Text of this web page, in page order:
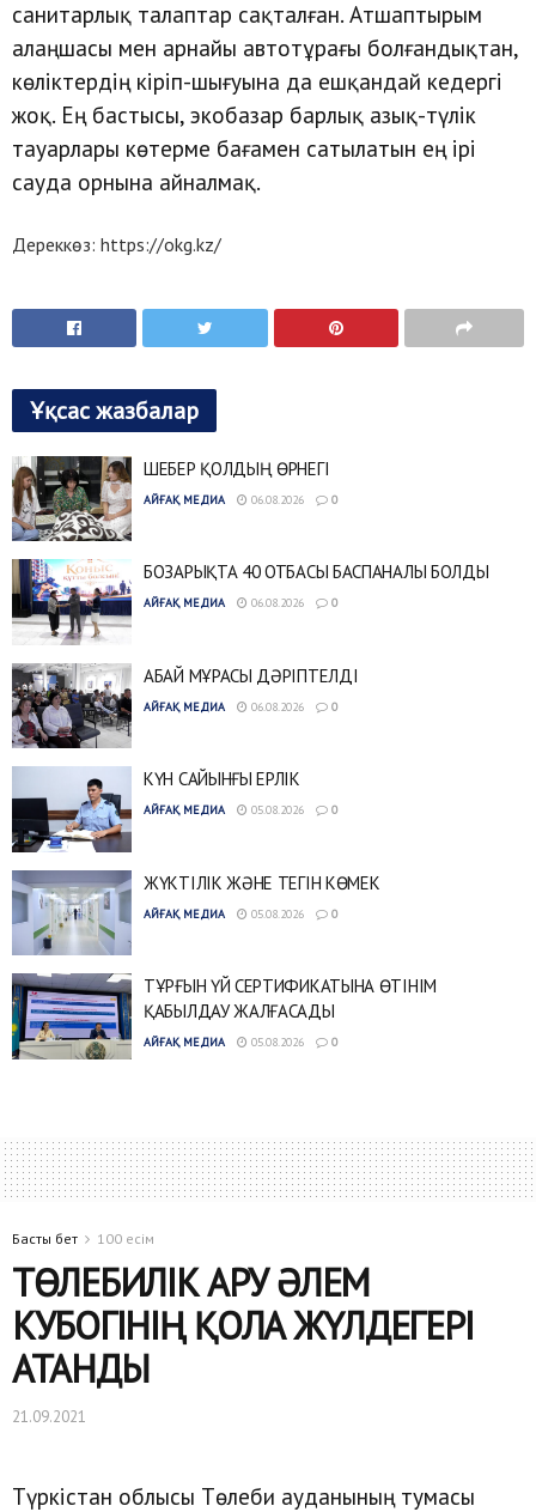
санитарлық талаптар сақталған. Атшаптырым
алаңшасы мен арнайы автотұрағы болғандықтан,
көліктердің кіріп-шығуына да ешқандай кедергі
жоқ. Ең бастысы, экобазар барлық азық-түлік
тауарлары көтерме бағамен сатылатын ең ірі
сауда орнына айналмақ.
Дереккөз: https://okg.kz/
Ұқсас жазбалар
ШЕБЕР ҚОЛДЫҢ ӨРНЕГІ
АЙҒАҚ МЕДИА 06.08.2026 0
БОЗАРЫҚТА 40 ОТБАСЫ БАСПАНАЛЫ БОЛДЫ
АЙҒАҚ МЕДИА 06.08.2026 0
АБАЙ МҰРАСЫ ДӘРІПТЕЛДІ
АЙҒАҚ МЕДИА 06.08.2026 0
КҮН САЙЫНҒЫ ЕРЛІК
АЙҒАҚ МЕДИА 05.08.2026 0
ЖҮКТІЛІК ЖӘНЕ ТЕГІН КӨМЕК
АЙҒАҚ МЕДИА 05.08.2026 0
ТҰРҒЫН ҮЙ СЕРТИФИКАТЫНА ӨТІНІМ
ҚАБЫЛДАУ ЖАЛҒАСАДЫ
АЙҒАҚ МЕДИА 05.08.2026 0
Басты бет 100 есім
ТӨЛЕБИЛІК АРУ ӘЛЕМ
КУБОГІНІҢ ҚОЛА ЖҮЛДЕГЕРІ
АТАНДЫ
21.09.2021
Түркістан облысы Төлеби ауданының тумасы